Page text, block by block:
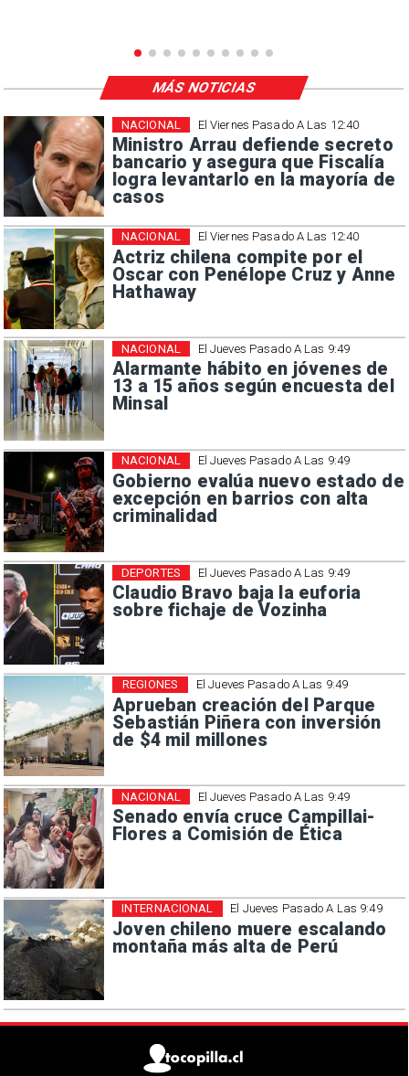
El Viernes Pasado A Las 12:40
Ministro Arrau defiende secreto
bancario y asegura que Fiscalía
logra levantarlo en la mayoría de
casos
NACIONAL
El Viernes Pasado A Las 12:40
Actriz chilena compite por el
Oscar con Penélope Cruz y Anne
Hathaway
NACIONAL
El Jueves Pasado A Las 9:49
Alarmante hábito en jóvenes de
13 a 15 años según encuesta del
Minsal
NACIONAL
El Jueves Pasado A Las 9:49
Gobierno evalúa nuevo estado de
excepción en barrios con alta
criminalidad
NACIONAL
El Jueves Pasado A Las 9:49
Claudio Bravo baja la euforia
sobre fichaje de Vozinha
DEPORTES
El Jueves Pasado A Las 9:49
Aprueban creación del Parque
Sebastián Piñera con inversión
de $4 mil millones
REGIONES
El Jueves Pasado A Las 9:49
Senado envía cruce Campillai-
Flores a Comisión de Ética
NACIONAL
El Jueves Pasado A Las 9:49
Joven chileno muere escalando
montaña más alta de Perú
INTERNACIONAL
MÁS NOTICIAS